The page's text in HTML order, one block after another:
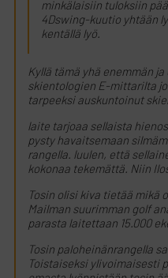
minkälaisiin tuloksiin
4Dswing-kuutio yhtään
kentällä lyö.
Kyllä tämä yhä enemmän
skientologien E-mittarilta
tarpeeksi auskuntoinut
laite tarjoaa sellaista
pysty havaitsemaan
rangella. luulen, että
kokonaa tekemättä. Niin
Tosin olisi kiva tietää mikä
Mailman suurimman golf
parasta laitettaan 15.000
Tosin paloheinänrangella
Toistaiseksi ylivoimaisesti